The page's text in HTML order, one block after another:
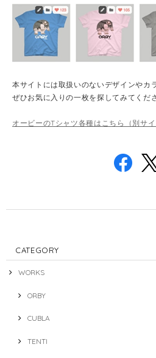
本サイトには取扱いのないデザインやカ
ぜひお気に入りの一枚を探してみてくだ
オービーのTシャツ各種はこちら（別サイ
CATEGORY
WORKS
ORBY
CUBLA
TENTI